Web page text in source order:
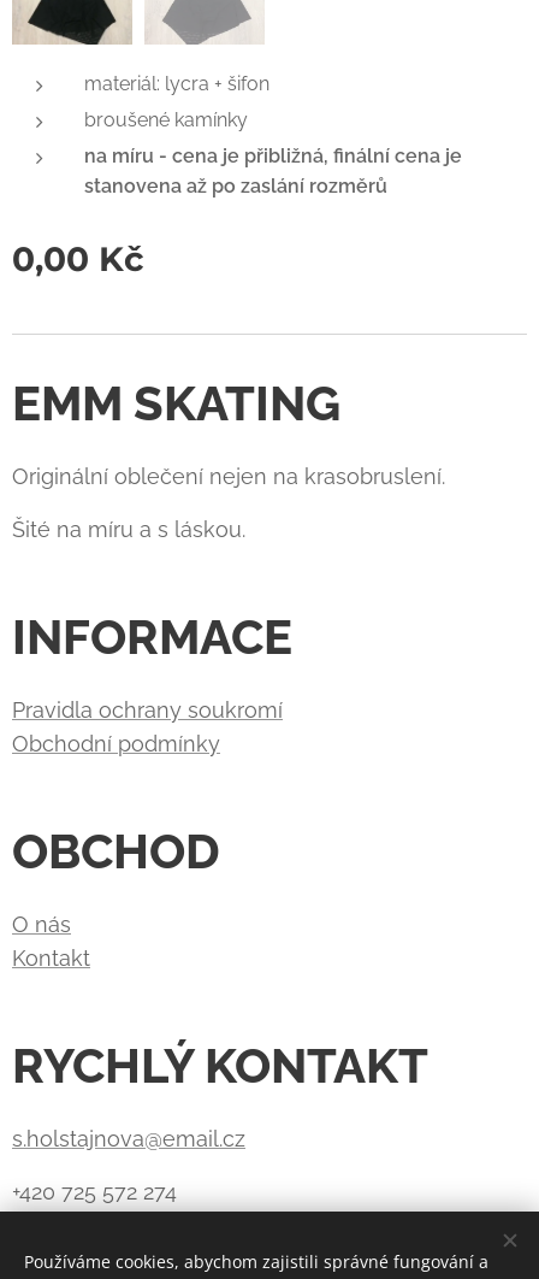
materiál: lycra + šifon
broušené kamínky
na míru - cena je přibližná, finální cena je
stanovena až po zaslání rozměrů
0,00 Kč
EMM SKATING
Originální oblečení nejen na krasobruslení.
Šité na míru a s láskou.
INFORMACE
Pravidla ochrany soukromí
Obchodní podmínky
OBCHOD
O nás
Kontakt
RYCHLÝ KONTAKT
s.holstajnova@email.cz
+420 725 572 274
Používáme cookies, abychom zajistili správné fungování a